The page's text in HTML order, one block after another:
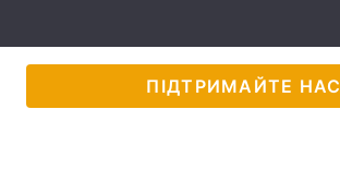
Відео з Youtube Статті
Інтерв'ю Думки
ПІДТРИМАЙТЕ НАС